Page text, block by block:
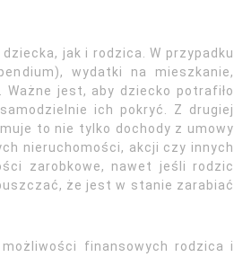
jak i rodzica. W przypadku
wydatki na mieszkanie,
jest, aby dziecko potrafiło
ich pokryć. Z drugiej
to nie tylko dochody z umowy
nieruchomości, akcji czy innych
zarobkowe, nawet jeśli rodzic
że jest w stanie zarabiać
finansowych rodzica i